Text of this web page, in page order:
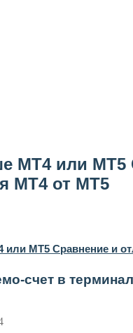
МТ4 или МТ5
МТ4 от МТ5
или МТ5 Сравнение и
счет в